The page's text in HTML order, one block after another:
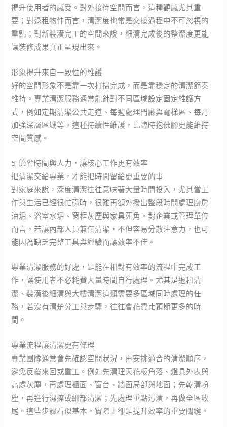
提升使用者的感受。對外接待空間而言，這種觀感尤其重
要；對退租物件而言，清潔度也常是交接過程中不可忽視的
重點；對新裝潢完工的空間來說，細清完成後的整潔度更能
讓裝修成果真正呈現出來。
形象提升來自一致性的維護
好的空間形象不是靠一次打掃完成，而是靠穩定的清潔節奏
維持。專業清潔服務通常能針對不同區域設定固定維護方
式，例如定期清潔公共走道、每週處理門廳與電梯區、每月
加強深層區域等。這種持續性維護，比臨時抱佛腳更能維持
空間質感。
5. 節省時間與人力，讓核心工作更有效率
把清潔交給專業，才能把時間留給更重要的事
對家庭來說，深度清潔往往意味著大量時間投入，尤其當工
作與生活已經很忙碌時，很難再額外撥出整段時間處理廚房
油垢、浴室水垢、窗框灰塵與家具死角。對企業或管理單位
而言，若讓內部人員兼任清潔，不但容易分散注意力，也可
能因為缺乏完整工具與經驗而讓效率不佳。
專業清潔服務的好處，是能在相對有效率的流程中完成工
作，讓使用者不必耗費大量時間自行處理。尤其是退租清
潔、裝潢後細清與大樓清潔這類需要多區域同時處理的任
務，若沒有清楚分工與步驟，往往會花費比預期更多的時
間。
專業流程讓清潔更有條理
專業團隊通常會先確認空間狀況，再安排適合的清潔順序，
避免反覆來回或重工。例如先清理天花板角落、燈具外表與
高處灰塵，再處理櫃面、窗台、牆面局部與地面；先乾清粉
塵，再進行濕擦或細部清潔；先處理重點污漬，再做全區收
尾。這些步驟看似基本，實際上卻是提升效率的重要關鍵。